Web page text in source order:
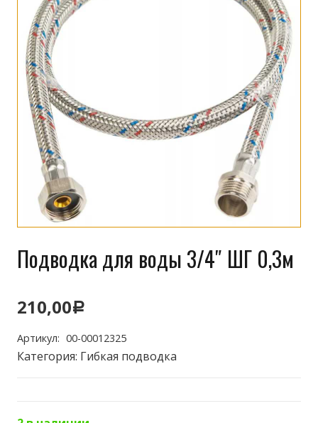
Подводка для воды 3/4″ ШГ 0,3м
210,00Р
Артикул: 00-00012325
Категория: Гибкая подводка